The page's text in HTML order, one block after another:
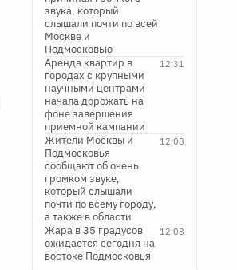
звука, который
слышали почти по всей
Москве и
Подмосковью
12:31
Аренда квартир в
городах с крупными
научными центрами
начала дорожать на
фоне завершения
приемной кампании
12:08
Жители Москвы и
Подмосковья
сообщают об очень
громком звуке,
который слышали
почти по всему городу,
а также в области
12:08
Жара в 35 градусов
ожидается сегодня на
востоке Подмосковья